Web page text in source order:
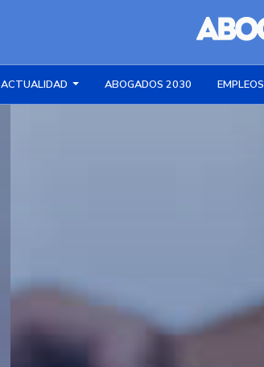
ACTUALIDAD ABOGADOS 2030 EMPLEOS